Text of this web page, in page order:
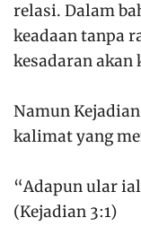
relasi. Dalam
keadaan tanpa
kesadaran akan
Namun
kalimat yang
“Adapun ular
(Kejadian 3:1)